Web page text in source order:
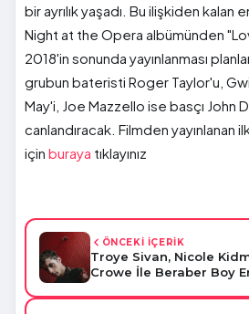
bir ayrılık yaşadı. Bu ilişkiden kalan
Night at the Opera albümünden
2018'in sonunda yayınlanması
grubun bateristi Roger Taylor'u,
May'i, Joe Mazzello ise basçı John
canlandıracak. Filmden yayınlanan
için buraya tıklayınız
ÖNCEKİ İÇERİK
Troye Sivan, Nicole
Crowe İle Beraber Boy